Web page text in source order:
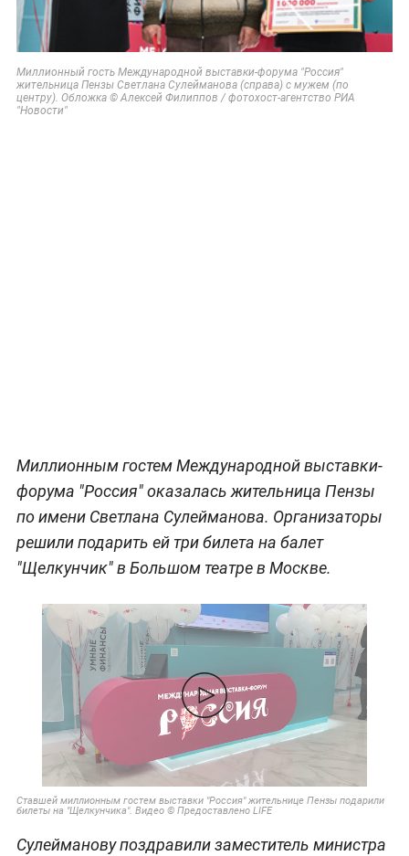
Миллионный гость Международной выставки-форума "Россия"
жительница Пензы Светлана Сулейманова (справа) с мужем (по
центру). Обложка © Алексей Филиппов / фотохост-агентство РИА
"Новости"
Миллионным гостем Международной выставки-
форума "Россия" оказалась жительница Пензы
по имени Светлана Сулейманова. Организаторы
решили подарить ей три билета на балет
"Щелкунчик" в Большом театре в Москве.
Ставшей миллионным гостем выставки "Россия" жительнице Пензы подарили
билеты на "Щелкунчика". Видео © Предоставлено LIFE
Сулейманову поздравили заместитель министра